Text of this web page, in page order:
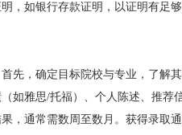
，如银行存款证明，以证明有足
先，确定目标院校与专业，了解
如雅思/托福）、个人陈述、推荐
，通常需数周至数月。获得录取